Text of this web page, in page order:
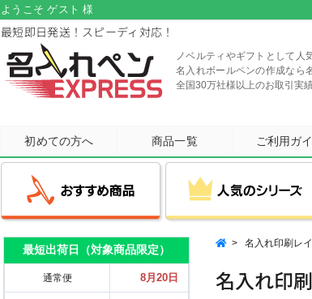
ようこそ ゲスト 様
最短即日発送！スピーディ対応！
ノベルティやギフトとして人
名入れボールペンの作成なら
全国30万社様以上のお取引実
初めての方へ 商品一覧 ご利用ガ
おすすめ商品
お客様が何度もリピートしたくなる
カームメ
圧倒的人気
高級感のある金
人気のシリーズ
各メーカーの中でも特に人気の高い
ジェットス
クセになる滑ら
特徴の大人気シ
機能・特徴から選ぶ
多色ペンや多機能ペンなど
多色ボー
1本で複数色の
できる人気の
メーカーから選ぶ
国内外の有名筆記具メーカー、
当社オリジナル
PLATINUM(プラ
用途・シーンから選ぶ
多色ペンや多機能ペンなど
展示会・イベ
最短出荷日（対象商品限定）
通常便 8月20日
> 名入れ印刷レ
名入れ印